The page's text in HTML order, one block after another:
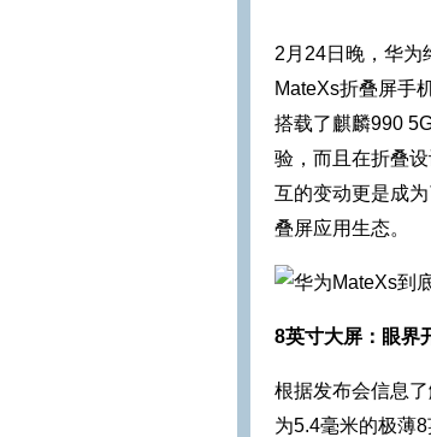
2月24日晚，华为
MateXs折叠屏手
搭载了麒麟990
验，而且在折叠
互的变动更是成
叠屏应用生态。
8英寸大屏：眼界
根据发布会信息
为5.4毫米的极薄